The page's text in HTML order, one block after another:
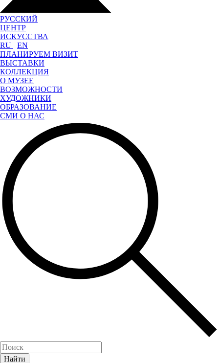
РУССКИЙ
ЦЕНТР
ИСКУССТВА
RU
EN
ПЛАНИРУЕМ ВИЗИТ
ВЫСТАВКИ
КОЛЛЕКЦИЯ
О МУЗЕЕ
ВОЗМОЖНОСТИ
ХУДОЖНИКИ
ОБРАЗОВАНИЕ
СМИ О НАС